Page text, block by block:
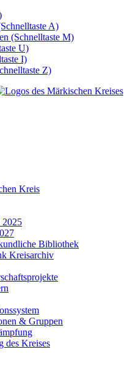
A)
(Schnelltaste M)
U)
I)
Z)
Kreis
Bibliothek
Kreisarchiv
& Gruppen
des Kreises